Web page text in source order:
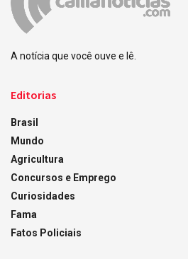
A notícia que você ouve e lê.
Editorias
Brasil
Mundo
Agricultura
Concursos e Emprego
Curiosidades
Fama
Fatos Policiais